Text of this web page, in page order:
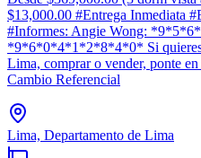
$13,000.00 #Entrega Inmediata
#Informes: Angie Wong:
*9*6*0*4*1*2*8*4*0* Si quieres
Lima, comprar o vender, ponte
Cambio Referencial
Lima, Departamento de Lima